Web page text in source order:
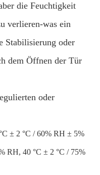
die Feuchtigkeit
verlieren-was ein
Stabilisierung oder
dem Öffnen der Tür
oder
± 2 °C / 60% RH ± 5%
RH, 40 °C ± 2 °C / 75%